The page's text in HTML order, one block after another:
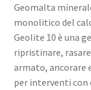
Geomalta
monolitico del
Geolite 10 è una
ripristinare,
armato, ancorare
per interventi con